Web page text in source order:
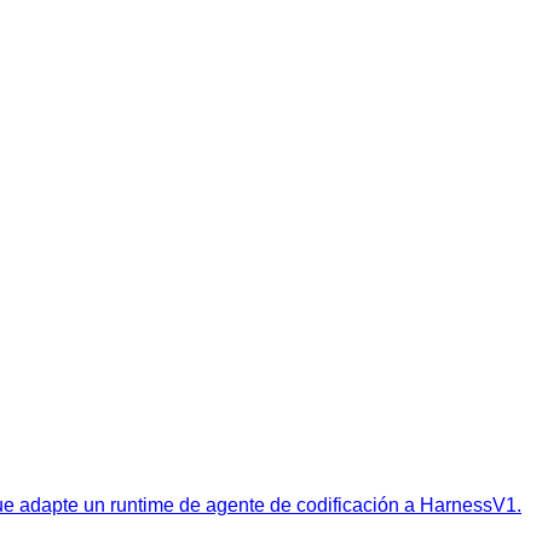
adapte un runtime de agente de codificación a HarnessV1.